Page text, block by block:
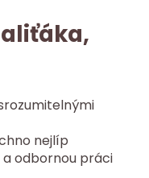
nejlíp
odbornou práci